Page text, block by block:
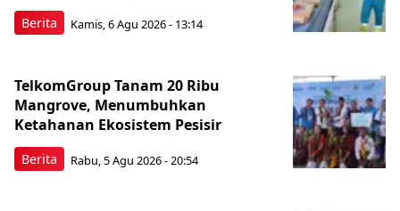
Berita Kamis, 6 Agu 2026 - 13:14
Berita
TelkomGroup Tanam 20 Ribu
Mangrove, Menumbuhkan
Ketahanan Ekosistem Pesisir
Rabu, 5 Agu 2026 - 20:54